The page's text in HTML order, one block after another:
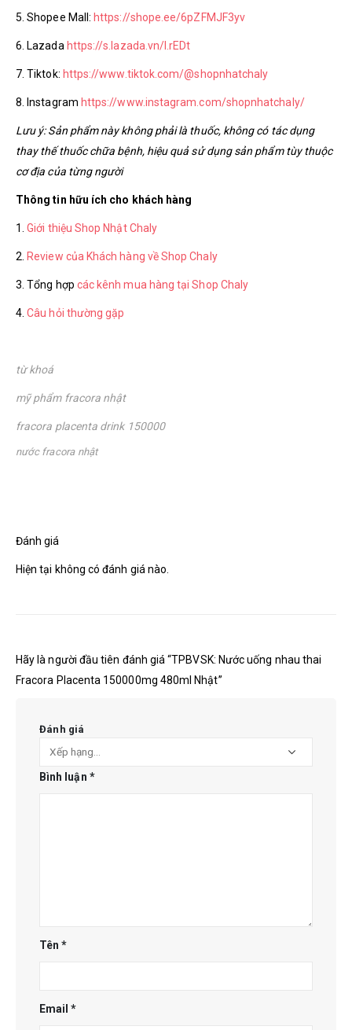
5. Shopee Mall: https://shope.ee/6pZFMJF3yv
6. Lazada https://s.lazada.vn/l.rEDt
7. Tiktok: https://www.tiktok.com/@shopnhatchaly
8. Instagram https://www.instagram.com/shopnhatchaly/
Lưu ý: Sản phẩm này không phải là thuốc, không có tác dụng
thay thế thuốc chữa bệnh, hiệu quả sử dụng sản phẩm tùy thuộc
cơ địa của từng người
Thông tin hữu ích cho khách hàng
1.Giới thiệu Shop Nhật Chaly
2. Review của Khách hàng về Shop Chaly
3. Tổng hợp các kênh mua hàng tại Shop Chaly
4.Câu hỏi thường gặp
từ khoá
mỹ phẩm fracora nhật
fracora placenta drink 150000
nước fracora nhật
Đánh giá
Hiện tại không có đánh giá nào.
Hãy là người đầu tiên đánh giá “TPBVSK: Nước uống nhau thai
Fracora Placenta 150000mg 480ml Nhật”
Đánh giá
Bình luận *
Tên*
Email*